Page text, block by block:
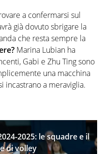
a confermarsi sul
già dovuto sbrigare la
che resta sempre la
Marina Lubian ha
Gabi e Zhu Ting sono
una macchina
incastrano a meraviglia.
2025: le squadre e il
di volley